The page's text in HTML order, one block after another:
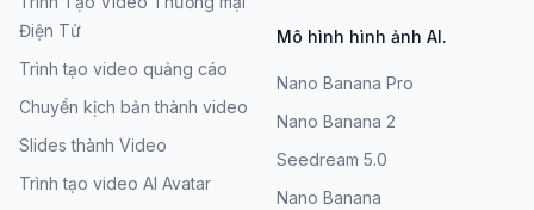
Điện Tử
Trình tạo video quảng cáo
Chuyển kịch bản thành video
Slides thành Video
Trình tạo video AI Avatar
Mô hình hình ảnh AI.
Nano Banana Pro
Nano Banana 2
Seedream 5.0
Nano Banana